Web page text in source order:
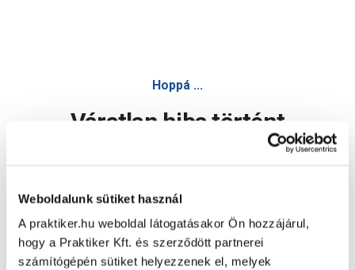
Weboldalunk sütiket használ
A praktiker.hu weboldal látogatásakor Ön hozzájárul,
hogy a Praktiker Kft. és szerződött partnerei
számítógépén sütiket helyezzenek el, melyek
Hoppá ...
Váratlan hiba történt
Oldal újratöltése